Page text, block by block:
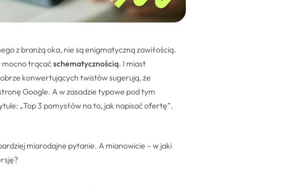
z branżą oka, nie są enigmatyczną zawiłością.
mocno trącaćschematycznością. I miast
konwertujących twistów sugerują, że
Google. A w zasadzie typowe pod tym
„Top 3 pomysłów na to, jak napisać ofertę”.
miarodajne pytanie. A mianowicie – w jaki